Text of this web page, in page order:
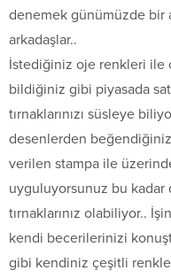
denemek günümüzde bir
arkadaşlar..
İstediğiniz oje renkleri ile
bildiğiniz gibi piyasada
tırnaklarınızı süsleye
desenlerden
verilen stampa ile
uyguluyorsunuz bu kadar
tırnaklarınız olabiliyor..
kendi becerilerinizi
gibi kendiniz çeşitli